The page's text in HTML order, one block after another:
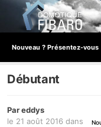
Nouveau ? Présentez-vous
Débutant
Pareddys
le 21 août 2016 dans